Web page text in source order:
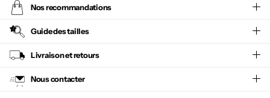
Nos recommandations
Guide des tailles
Livraison et retours
Nous contacter